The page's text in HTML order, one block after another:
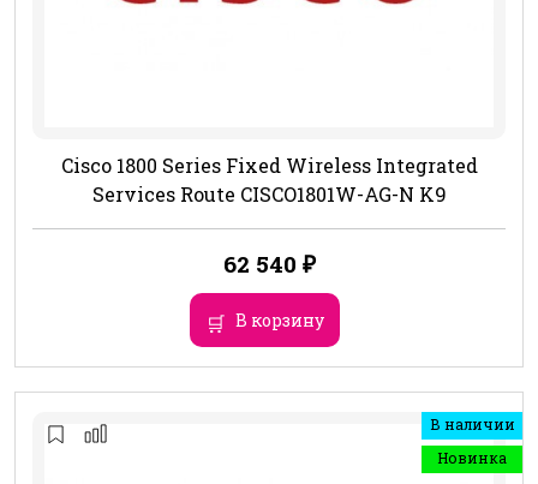
Cisco 1800 Series Fixed Wireless Integrated
Services Route CISCO1801W-AG-N K9
62 540 ₽
В корзину
В наличии
Новинка